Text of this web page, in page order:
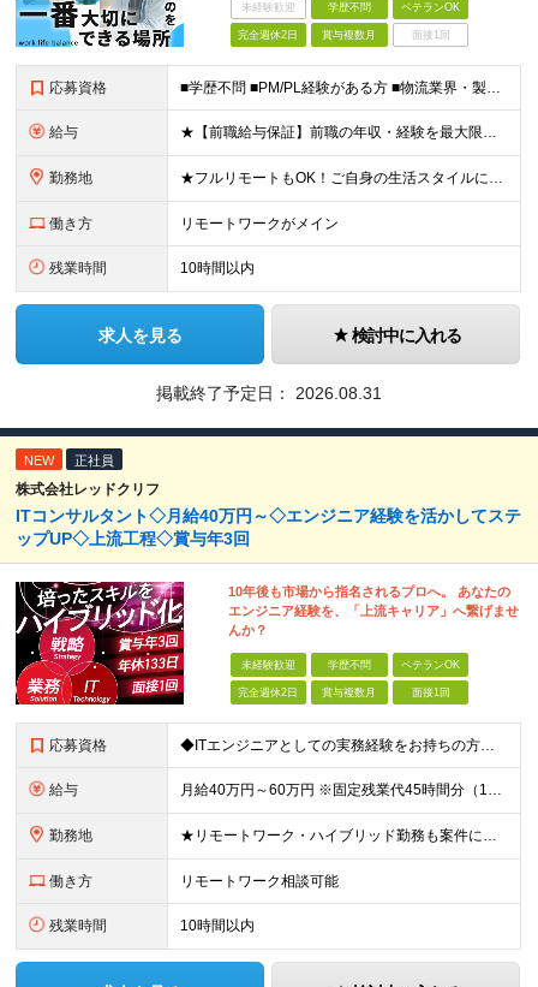
未経験歓迎 学歴不問 ベテランOK
完全週休2日 賞与複数月 面接1回
応募資格 ■学歴不問 ■PM/PL経験がある方 ■物流業界・製造業界向けシステム（WMS/TMS/LMS/MES等）開発経験のある方 ＼こんな方にぴったり！／ ■実力に見合った高給与・正当評価を得たい方 ■家
給与 ★【前職給与保証】前職の年収・経験を最大限考慮し決定します ★みなし残業代なし！残業代は別途全額支給します◎ ★リモートワーク用のノートPCの支給あり ★賞与年2回＆毎年昇給しているメンバーも！ ★想
勤務地 ★フルリモートもOK！ご自身の生活スタイルに合わせて選択可能です◎ ★転勤なし＆「赤羽橋」から徒歩3分の駅チカ 【本社】東京都港区三田1-4-28 三田国際ビル18F ＼18階から見えるダイナミッ
働き方 リモートワークがメイン
残業時間 10時間以内
求人を見る 検討中に入れる
掲載終了予定日： 2026.08.31
NEW 正社員
株式会社レッドクリフ
ITコンサルタント◇月給40万円～◇エンジニア経験を活かしてステ
ップUP◇上流工程◇賞与年3回
10年後も市場から指名されるプロへ。 あなたの
エンジニア経験を、「上流キャリア」へ繋げませ
んか？
未経験歓迎 学歴不問 ベテランOK
完全週休2日 賞与複数月 面接1回
応募資格 ◆ITエンジニアとしての実務経験をお持ちの方（目安:5年以上） ※コンサルタント実務未経験OK ◆学歴不問 ＜こんな方は特に歓迎します＞ ・上流工程にチャレンジし、市場価値を高めたい方 ・受け身では
給与 月給40万円～60万円 ※固定残業代45時間分（10万4,100円～15万6,100円）含む。超過分は全額支給。 ※経験・スキル・前職給与を考慮のうえ決定します。 ※試用期間3ヶ月あり。期間中の待遇に
勤務地 ★リモートワーク・ハイブリッド勤務も案件により相談可能（案件により出社が必要な場合があります） ★希望がない限り転勤なし ■本社 東京都港区三田3丁目9番11号 RandL TAKANAWA GA
働き方 リモートワーク相談可能
残業時間 10時間以内